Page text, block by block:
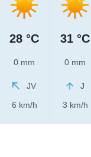
28 °C
0 mm
JV
6 km/h
31 °C
0 mm
J
3 km/h